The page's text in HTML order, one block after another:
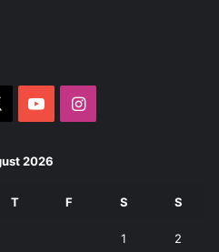
YouTubeInstagram
2026
T F S S
1 2